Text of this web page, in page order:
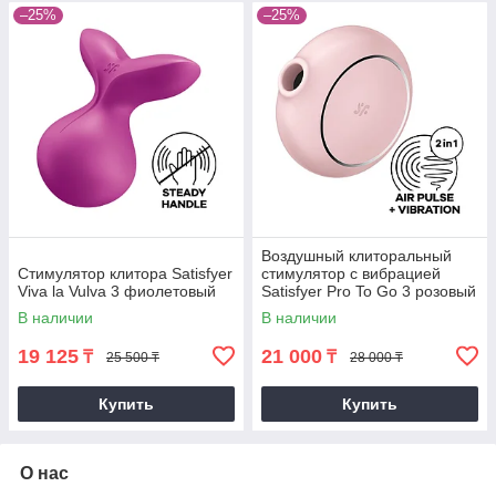
–25%
Стимулятор клитора Satisfyer
Viva la Vulva 3 фиолетовый
В наличии
19 125 ₸ 25 500 ₸
Купить
–25%
Воздушный клиторальный
стимулятор с вибрацией
Satisfyer Pro To Go 3 розовый
В наличии
21 000 ₸ 28 000 ₸
Купить
О нас